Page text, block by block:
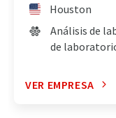
Houston
Análisis de
de
VER EMPRESA